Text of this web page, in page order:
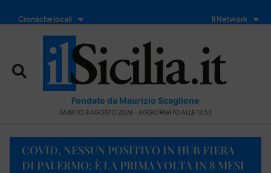
Cronache locali Il Network
Fondato da Maurizio Scaglione
SABATO 8 AGOSTO 2026 - AGGIORNATO ALLE 12:53
COVID, NESSUN POSITIVO IN HUB FIERA
DI PALERMO: È LA PRIMA VOLTA IN 8 MESI